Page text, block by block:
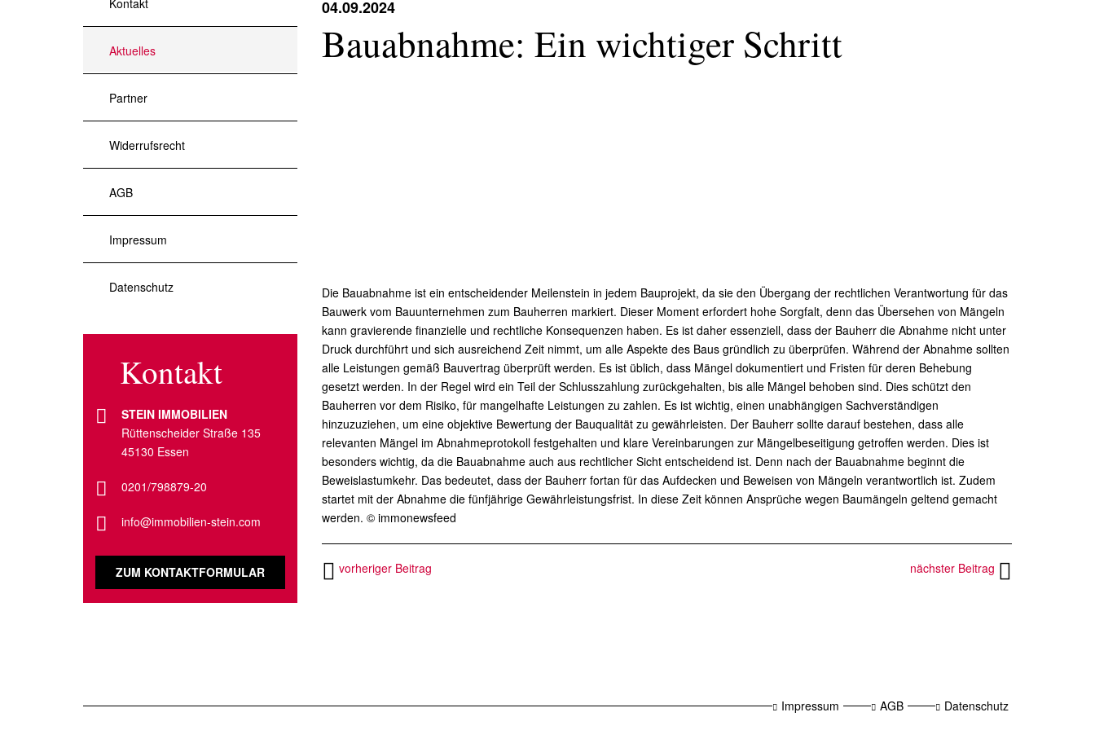
04.09.2024
Bauabnahme: Ein wichtiger Schritt
Die Bauabnahme ist ein entscheidender Meilenstein in jedem Bauprojekt, da sie den Übergang der rechtlichen Verantwortung für das
Bauwerk vom Bauunternehmen zum Bauherren markiert. Dieser Moment erfordert hohe Sorgfalt, denn das Übersehen von Mängeln
kann gravierende finanzielle und rechtliche Konsequenzen haben. Es ist daher essenziell, dass der Bauherr die Abnahme nicht unter
Druck durchführt und sich ausreichend Zeit nimmt, um alle Aspekte des Baus gründlich zu überprüfen. Während der Abnahme sollten
alle Leistungen gemäß Bauvertrag überprüft werden. Es ist üblich, dass Mängel dokumentiert und Fristen für deren Behebung
gesetzt werden. In der Regel wird ein Teil der Schlusszahlung zurückgehalten, bis alle Mängel behoben sind. Dies schützt den
Bauherren vor dem Risiko, für mangelhafte Leistungen zu zahlen. Es ist wichtig, einen unabhängigen Sachverständigen
hinzuzuziehen, um eine objektive Bewertung der Bauqualität zu gewährleisten. Der Bauherr sollte darauf bestehen, dass alle
relevanten Mängel im Abnahmeprotokoll festgehalten und klare Vereinbarungen zur Mängelbeseitigung getroffen werden. Dies ist
besonders wichtig, da die Bauabnahme auch aus rechtlicher Sicht entscheidend ist. Denn nach der Bauabnahme beginnt die
Beweislastumkehr. Das bedeutet, dass der Bauherr fortan für das Aufdecken und Beweisen von Mängeln verantwortlich ist. Zudem
startet mit der Abnahme die fünfjährige Gewährleistungsfrist. In diese Zeit können Ansprüche wegen Baumängeln geltend gemacht
werden. © immonewsfeed
vorheriger Beitrag nächster Beitrag
Kontakt
Aktuelles
Partner
Widerrufsrecht
AGB
Impressum
Datenschutz
Kontakt
STEIN IMMOBILIEN
Rüttenscheider Straße 135
45130 Essen
0201/798879-20
info@immobilien-stein.com
ZUM KONTAKTFORMULAR
Impressum AGB Datenschutz